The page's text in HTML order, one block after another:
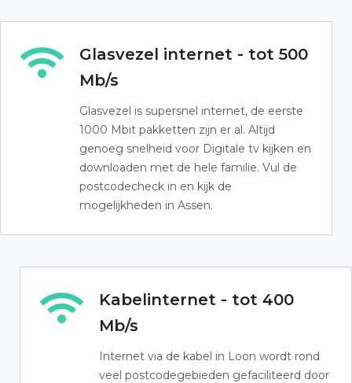
Glasvezel internet - tot 500
Mb/s
Glasvezel is supersnel internet, de eerste
1000 Mbit pakketten zijn er al. Altijd
genoeg snelheid voor Digitale tv kijken en
downloaden met de hele familie. Vul de
postcodecheck in en kijk de
mogelijkheden in Assen.
Kabelinternet - tot 400
Mb/s
Internet via de kabel in Loon wordt rond
veel postcodegebieden gefaciliteerd door